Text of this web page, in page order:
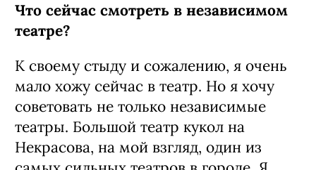
Что сейчас смотреть в независимом
театре?
К своему стыду и сожалению, я очень
мало хожу сейчас в театр. Но я хочу
советовать не только независимые
театры. Большой театр кукол на
Некрасова, на мой взгляд, один из